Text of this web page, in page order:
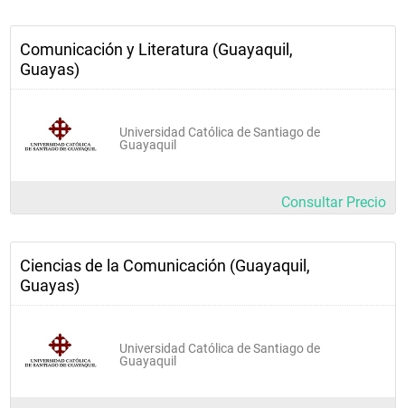
Comunicación y Literatura (Guayaquil,
Guayas)
Universidad Católica de Santiago de
Guayaquil
Consultar Precio
Ciencias de la Comunicación (Guayaquil,
Guayas)
Universidad Católica de Santiago de
Guayaquil